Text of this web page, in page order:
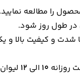
را مطالعه نمایید.
در طول روز شود.
شدت و کیفیت بالا
روزانه 10 الی 12